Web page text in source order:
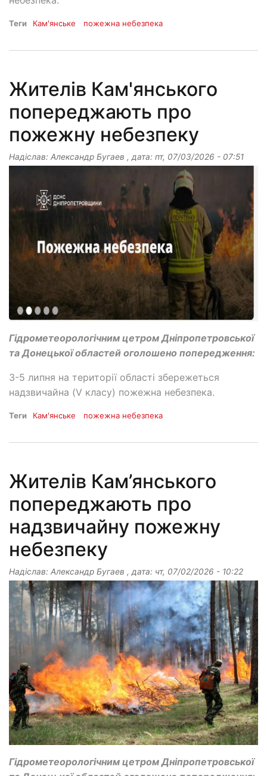
Теги Кам'янське пожежна небезпека
Жителів Кам'янського
попереджають про
пожежну небезпеку
Надіслав: Александр Бугаев , дата: пт, 07/03/2026 - 07:51
Гідрометеорологічним цетром Дніпропетровської
та Донецької областей оголошено попередження:
3-5 липня на території області збережеться
надзвичайна (V класу) пожежна небезпека.
Теги Кам'янське пожежна небезпека
Жителів Кам’янського
попереджають про
надзвичайну пожежну
небезпеку
Надіслав: Александр Бугаев , дата: чт, 07/02/2026 - 10:22
Гідрометеорологічним цетром Дніпропетровської